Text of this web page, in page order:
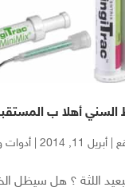
السني أهلا ب
| أبريل 11, 2014 | أدوات
اللثة ؟ هل سيظل